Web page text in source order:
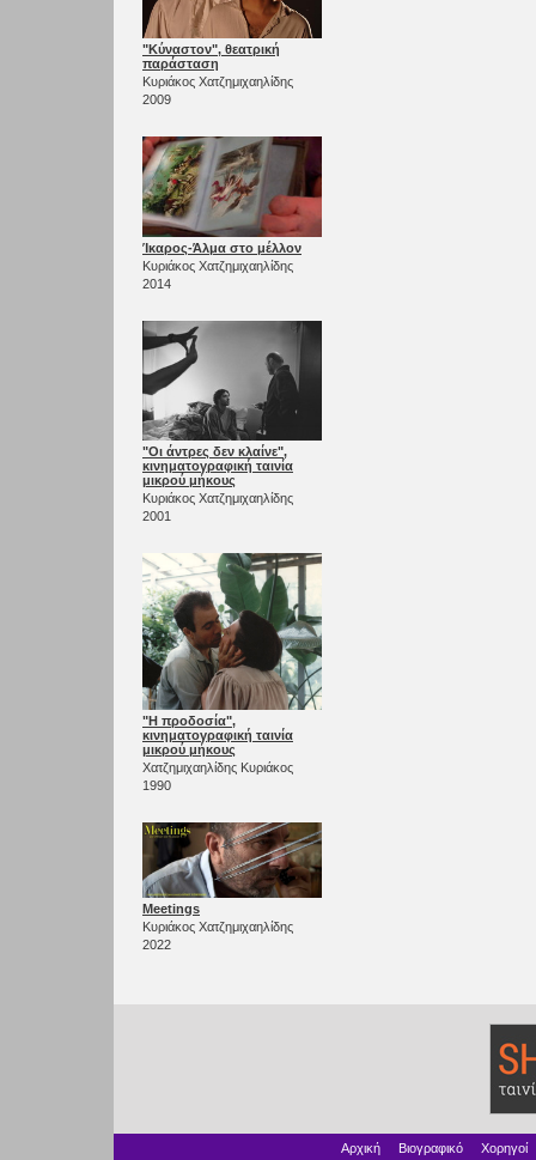
"Κύναστον", θεατρική
παράσταση
Κυριάκος Χατζημιχαηλίδης
2009
Ίκαρος-Άλμα στο μέλλον
Κυριάκος Χατζημιχαηλίδης
2014
"Οι άντρες δεν κλαίνε",
κινηματογραφική ταινία
μικρού μήκους
Κυριάκος Χατζημιχαηλίδης
2001
"Η προδοσία",
κινηματογραφική ταινία
μικρού μήκους
Χατζημιχαηλίδης Κυριάκος
1990
Meetings
Κυριάκος Χατζημιχαηλίδης
2022
Αρχική Βιογραφικό Χορηγοί